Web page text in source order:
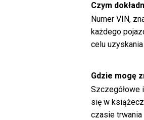
Czym
Numer VIN,
każdego
celu
Gdzie mogę
Szczegółowe
się w
czasie trwania